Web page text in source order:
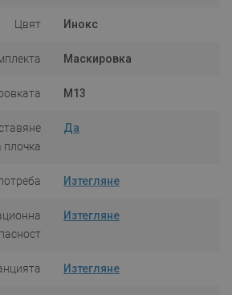
Цвят Инокс
Маскировка
M13
плочка
Да
Изтегляне
Изтегляне
Изтегляне